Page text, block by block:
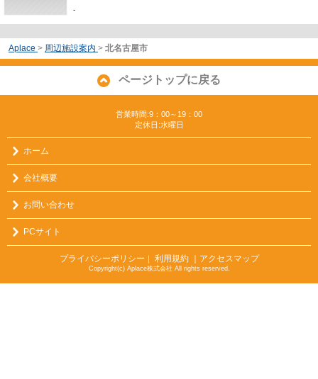
-
Aplace > 周辺施設案内 > 北名古屋市
ページトップに戻る
営業時間:9：00～19：00
定休日:水曜日
ホーム
会社概要
お問い合わせ
PCサイト
プライバシーポリシー ｜ 利用規約 ｜アクセスマップ
Copyright(c) Aplace株式会社 All rights reserved.